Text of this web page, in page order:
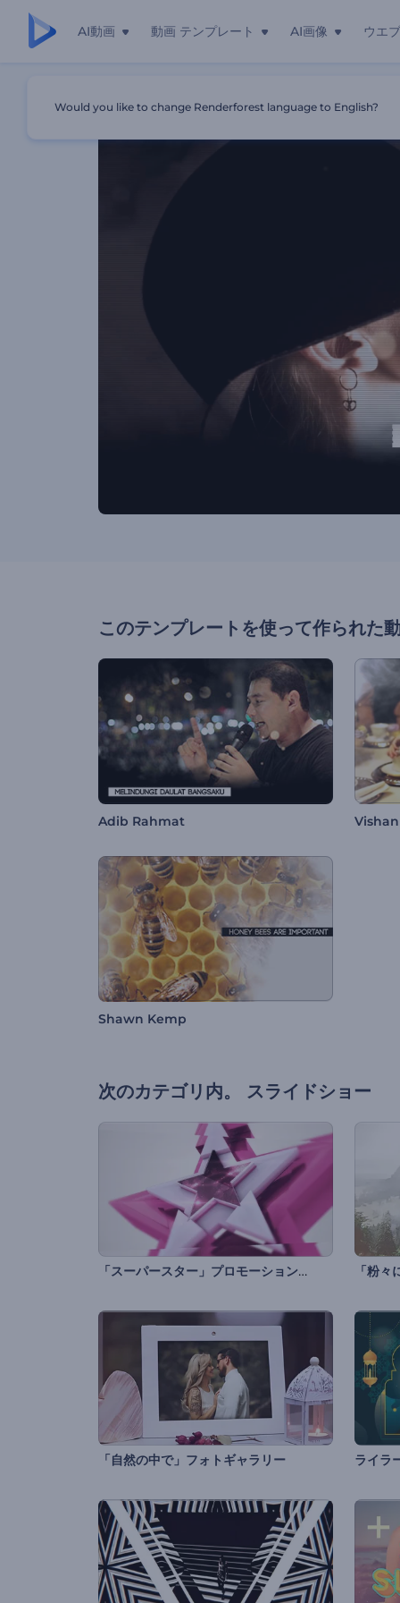
AI動画 動画 テンプレート AI画像 ウエ
このテンプレートを使って作られた
Adib Rahmat
Shawn Kemp
次のカテゴリ内。 スライドショー
「スーパースター」プロモーションビデオ 「粉
「自然の中で」フォトギャラリー
Would you like to change Renderforest language to English?